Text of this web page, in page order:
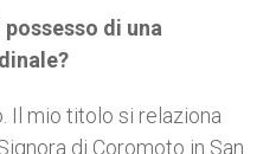
di una
Il mio titolo si relaziona
di Coromoto in San